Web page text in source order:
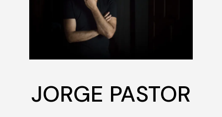
JORGE PASTOR